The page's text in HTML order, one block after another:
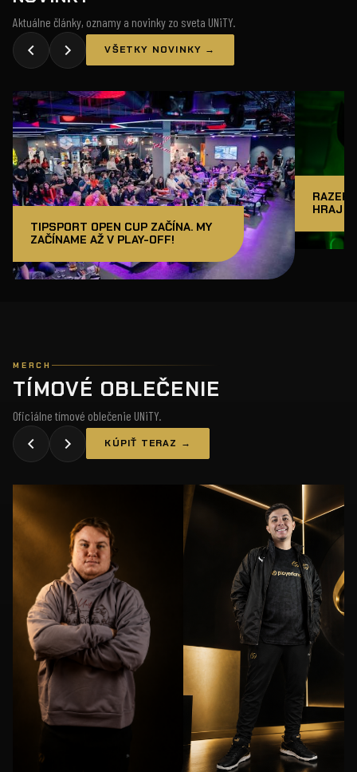
Aktuálne články, oznamy a novinky zo sveta UNiTY.
VŠETKY NOVINKY →
TIPSPORT OPEN CUP ZAČÍNA. MY
ZAČÍNAME AŽ V PLAY-OFF!
RAZER
HRAJ
MERCH
TÍMOVÉ OBLEČENIE
Oficiálne tímové oblečenie UNiTY.
KÚPIŤ TERAZ →